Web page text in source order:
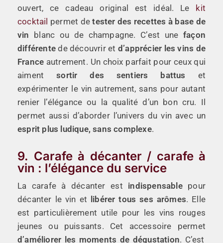
ouvert, ce cadeau original est idéal. Le kit
cocktail permet detester des recettes à base de
vin blanc ou de champagne. C’est une façon
différente de découvrir et d’apprécier les vins de
France autrement. Un choix parfait pour ceux qui
aiment sortir des sentiers battus et
expérimenter le vin autrement, sans pour autant
renier l’élégance ou la qualité d’un bon cru. Il
permet aussi d’aborder l’univers du vin avec un
esprit plus ludique, sans complexe.
9. Carafe à décanter / carafe à
vin : l’élégance du service
La carafe à décanter est indispensablepour
décanter le vin et libérer tous ses arômes. Elle
est particulièrement utile pour les vins rouges
jeunes ou puissants. Cet accessoire permet
d’améliorer les moments de dégustation. C’est